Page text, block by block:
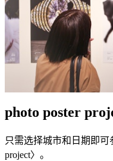
photo poster
只需选择城市和日期即可
project〉。